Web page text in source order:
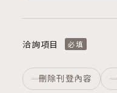
洽詢項目 必填
刪除刊登內容